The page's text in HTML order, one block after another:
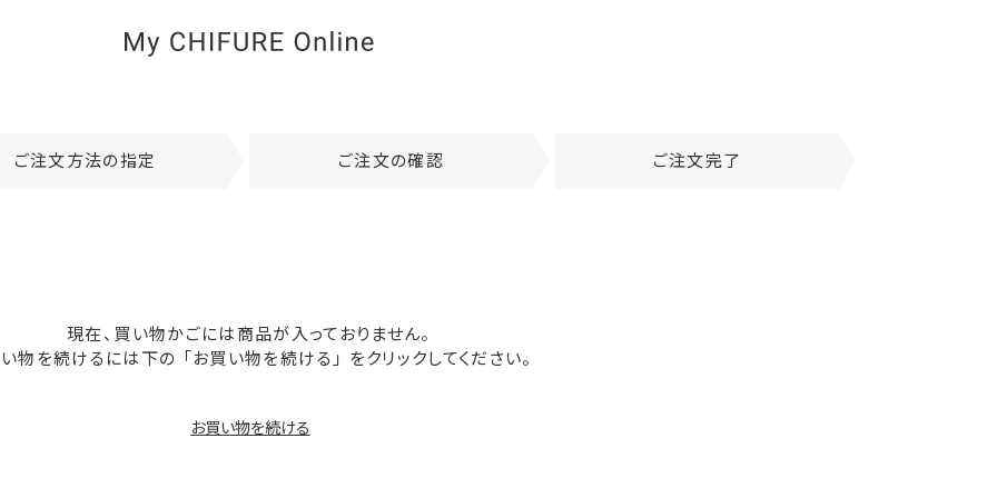
ご注文方法の指定 ご注文の確認 ご注文完了
現在、買い物かごには商品が入っておりません。
物を続けるには下の 「お買い物を続ける」 をクリックしてください。